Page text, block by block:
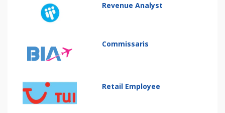
Revenue Analyst
Commissaris
Retail Employee